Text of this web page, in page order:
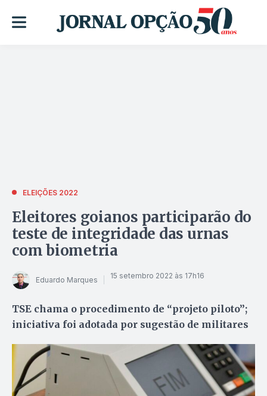
ELEIÇÕES 2022
Eleitores goianos participarão do
teste de integridade das urnas
com biometria
Eduardo Marques 15 setembro 2022 às 17h16
TSE chama o procedimento de “projeto piloto”;
iniciativa foi adotada por sugestão de militares